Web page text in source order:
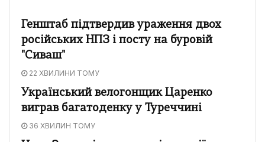
Генштаб підтвердив ураження двох
російських НПЗ і посту на буровій
"Сиваш"
22 ХВИЛИНИ ТОМУ
Український велогонщик Царенко
виграв багатоденку у Туреччині
36 ХВИЛИН ТОМУ